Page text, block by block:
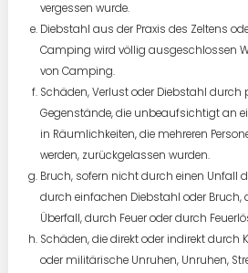
vergessen wurde.
Diebstahl aus der Praxis des Zeltens
Camping wird völlig ausgeschlossen
von Camping.
Schäden, Verlust oder Diebstahl durch
Gegenstände, die unbeaufsichtigt an
in Räumlichkeiten, die mehreren
werden, zurückgelassen wurden.
Bruch, sofern nicht durch einen Unfall
durch einfachen Diebstahl oder Bruch,
Überfall, durch Feuer oder durch
Schäden, die direkt oder indirekt durch
oder militärische Unruhen, Unruhen,